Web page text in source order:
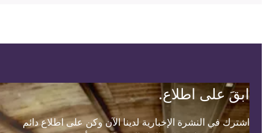
ابقَ على اطلاع.
اشترك في النشرة الإخبارية لدينا الآن وكن على اطلاع دائم